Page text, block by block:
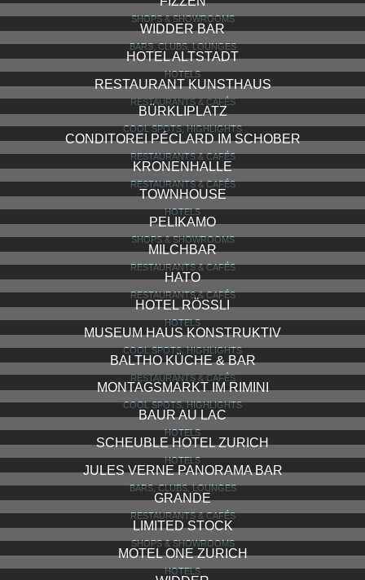
SHOPS & SHOWROOMS
WIDDER BAR
BARS, CLUBS, LOUNGES
HOTEL ALTSTADT
HOTELS
RESTAURANT KUNSTHAUS
RESTAURANTS & CAFÉS
BÜRKLIPLATZ
COOL SPOTS, HIGHLIGHTS
CONDITOREI PÉCLARD IM SCHOBER
RESTAURANTS & CAFÉS
KRONENHALLE
RESTAURANTS & CAFÉS
TOWNHOUSE
HOTELS
PELIKAMO
SHOPS & SHOWROOMS
MILCHBAR
RESTAURANTS & CAFÉS
HATO
RESTAURANTS & CAFÉS
HOTEL RÖSSLI
HOTELS
MUSEUM HAUS KONSTRUKTIV
COOL SPOTS, HIGHLIGHTS
BALTHO KÜCHE & BAR
RESTAURANTS & CAFÉS
MONTAGSMARKT IM RIMINI
COOL SPOTS, HIGHLIGHTS
BAUR AU LAC
HOTELS
SCHEUBLE HOTEL ZURICH
HOTELS
JULES VERNE PANORAMA BAR
BARS, CLUBS, LOUNGES
GRANDE
RESTAURANTS & CAFÉS
LIMITED STOCK
SHOPS & SHOWROOMS
MOTEL ONE ZURICH
HOTELS